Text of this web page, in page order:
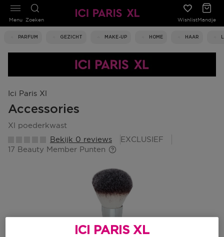
Zoeken WishlistMandje
PARFUM GEZICHT MAKE-UP HOME HAAR
Menu
Ici Paris Xl
Accessories
xl poederkwast
Bekijk 0 reviews
EXCLUSIEF
17 Beauty Member Punten
ICI PARIS XL